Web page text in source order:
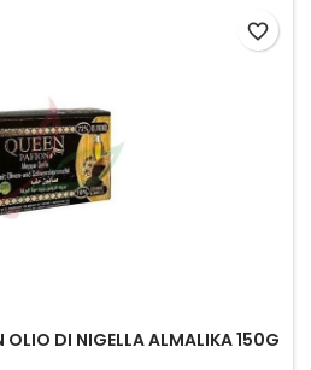
OLIO DI NIGELLA ALMALIKA 150G
favorite_border